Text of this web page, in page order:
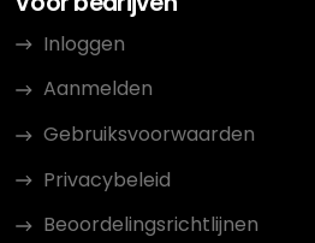
Inloggen
Aanmelden
Gebruiksvoorwaarden
Privacybeleid
Beoordelingsrichtlijnen